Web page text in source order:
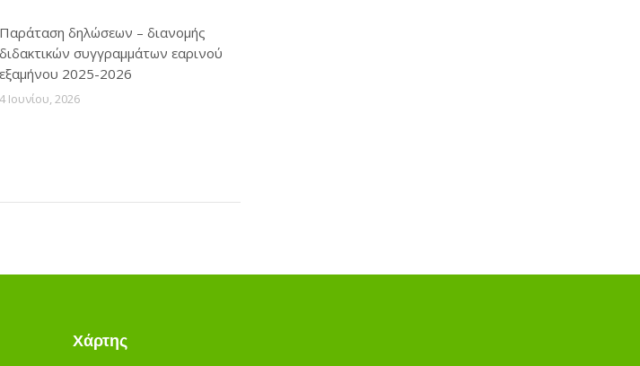
Παράταση δηλώσεων – διανομής
διδακτικών συγγραμμάτων εαρινού
εξαμήνου 2025-2026
4 Ιουνίου, 2026
Χάρτης